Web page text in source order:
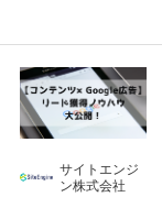
サイトエンジ
ン株式会社